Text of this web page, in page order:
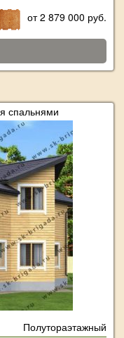
от 2 879 000 руб.
спальнями
Полутораэтажный